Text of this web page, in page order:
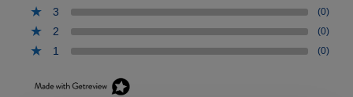
3 (0)
2 (0)
1 (0)